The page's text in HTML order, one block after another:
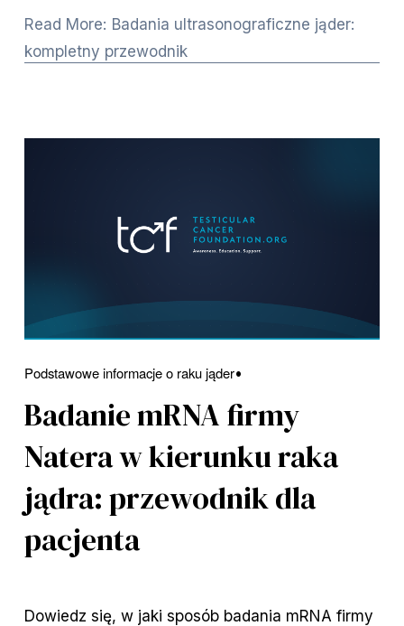
Read More: Badania ultrasonograficzne jąder:
kompletny przewodnik
Podstawowe informacje o raku jąder
Badanie mRNA firmy
Natera w kierunku raka
jądra: przewodnik dla
pacjenta
Dowiedz się, w jaki sposób badania mRNA firmy